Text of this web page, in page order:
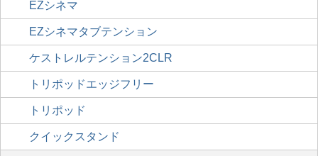
EZシネマ
EZシネマタブテンション
ケストレルテンション2CLR
トリポッドエッジフリー
トリポッド
クイックスタンド